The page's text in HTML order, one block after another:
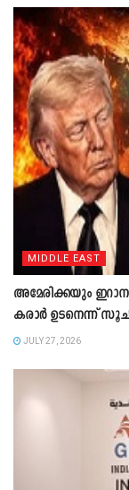
MIDDLE EAST
അമേരിക്കയും
കരാർ ഉടനെന്ന്
JULY 27, 2026